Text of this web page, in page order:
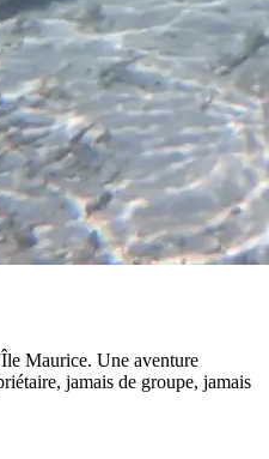
Maurice. Une aventure
jamais de groupe, jamais